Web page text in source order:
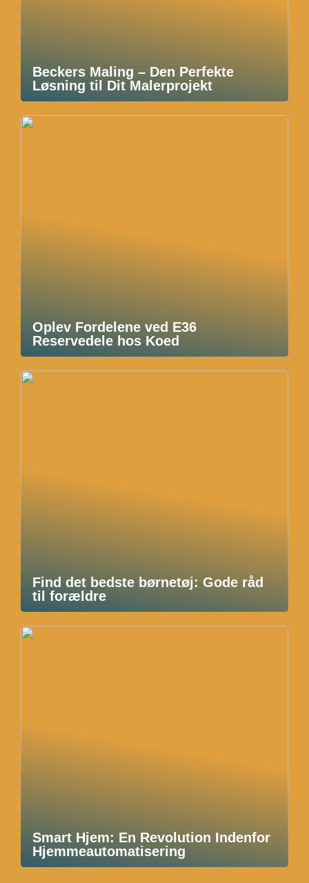
Beckers Maling – Den Perfekte
Løsning til Dit Malerprojekt
Oplev Fordelene ved E36
Reservedele hos Koed
Find det bedste børnetøj: Gode råd
til forældre
Smart Hjem: En Revolution Indenfor
Hjemmeautomatisering